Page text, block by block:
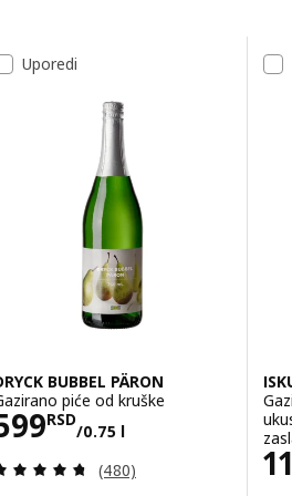
Lista rezultata
Uporedi
BUBBEL PÄRON
piće od kruške
RSD
/0.75 l
599RSD/0.75 l
Pregled: 4.7 od 5
(480)